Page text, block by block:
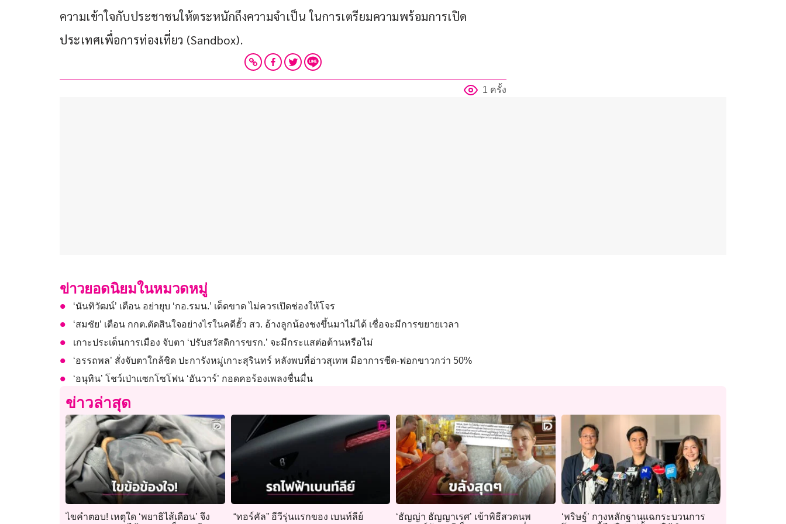
ความเข้าใจกับประชาชนให้ตระหนักถึงความจำเป็น ในการเตรียมความพร้อมการเปิด
ประเทศเพื่อการท่องเที่ยว (Sandbox).
1 ครั้ง
ข่าวยอดนิยมในหมวดหมู่
‘นันทิวัฒน์’ เตือน อย่ายุบ​ ‘กอ.รมน.’ เด็ดขาด​ ไม่ควรเปิดช่องให้โจร
‘สมชัย’ เตือน กกต.ตัดสินใจอย่างไรในคดีฮั้ว สว. อ้างลูกน้องชงขึ้นมาไม่ได้ เชื่อจะมีการขยายเวลา
เกาะประเด็นการเมือง จับตา ‘ปรับสวัสดิการขรก.’ จะมีกระแสต่อต้านหรือไม่
‘อรรถพล’ สั่งจับตาใกล้ชิด ปะการังหมู่เกาะสุรินทร์ หลังพบที่อ่าวสุเทพ มีอาการซีด-ฟอกขาวกว่า 50%
‘อนุทิน’ โชว์เป่าแซกโซโฟน ‘อันวาร์’ กอดคอร้องเพลงชื่นมื่น
ข่าวล่าสุด
ไขคำตอบ! เหตุใด ‘พยาธิไส้เดือน’ จึง
“ทอร์คัล” อีวีรุ่นแรกของ เบนท์ลีย์
‘ธัญญ่า ธัญญาเรศ’ เข้าพิธีสวดนพ
‘พริษฐ์’ กางหลักฐานแฉกระบวนการ